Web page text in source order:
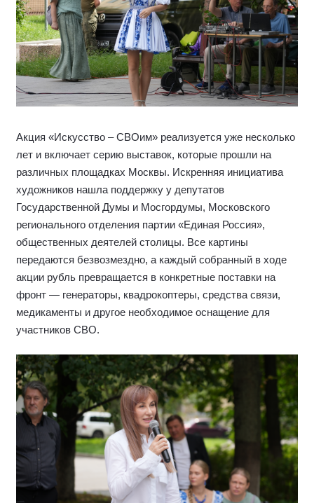
Акция «Искусство – СВОим» реализуется уже несколько
лет и включает серию выставок, которые прошли на
различных площадках Москвы. Искренняя инициатива
художников нашла поддержку у депутатов
Государственной Думы и Мосгордумы, Московского
регионального отделения партии «Единая Россия»,
общественных деятелей столицы. Все картины
передаются безвозмездно, а каждый собранный в ходе
акции рубль превращается в конкретные поставки на
фронт — генераторы, квадрокоптеры, средства связи,
медикаменты и другое необходимое оснащение для
участников СВО.